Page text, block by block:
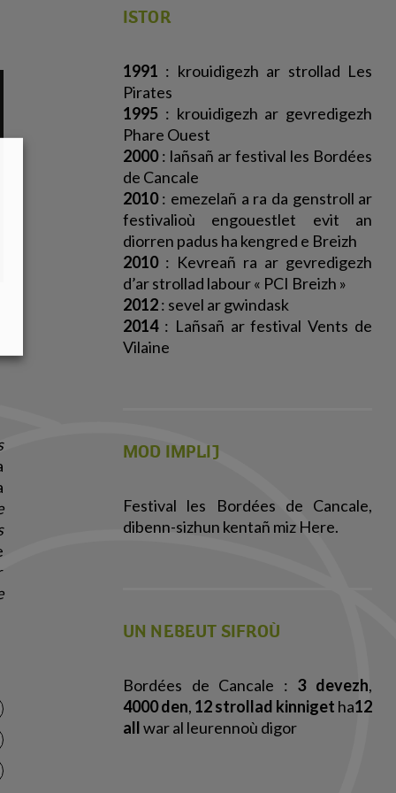
ISTOR
1991 : krouidigezh ar strollad Les
Pirates
1995: krouidigezh ar gevredigezh
Phare Ouest
2000: lañsañ ar festival les Bordées
de Cancale
2010: emezelañ a ra da genstroll ar
festivalioù engouestlet evit an
diorren padus ha kengred e Breizh
2010: Kevreañ ra ar gevredigezh
d’ar strollad labour « PCI Breizh »
2012: sevel ar gwindask
2014: Lañsañ ar festival Vents de
Vilaine
MOD IMPLIJ
Festival les Bordées de Cancale,
dibenn-sizhun kentañ miz Here.
UN NEBEUT SIFROÙ
Bordées de Cancale : 3 devezh,
4000 den, 12 strollad kinniget ha12
allwar al leurennoù digor